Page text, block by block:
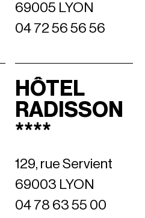
69005 LYON
04 72 56 56 56
HÔTEL
RADISSON
****
129, rue Servient
69003 LYON
04 78 63 55 00